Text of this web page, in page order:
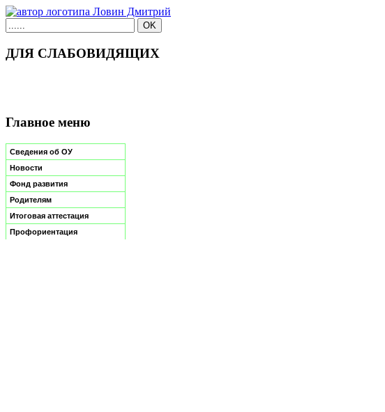
ДЛЯ СЛАБОВИДЯЩИХ
Главное меню
Сведения об ОУ
Новости
Фонд развития
Родителям
Итоговая аттестация
Профориентация